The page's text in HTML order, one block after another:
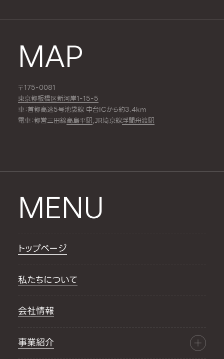
MAP
〒175-0081
東京都板橋区新河岸1-15-5
車：首都高速5号池袋線 中台ICから約3.4km
電車：都営三田線高島平駅,JR埼京線浮間舟渡駅
MENU
トップページ
私たちについて
会社情報
事業紹介